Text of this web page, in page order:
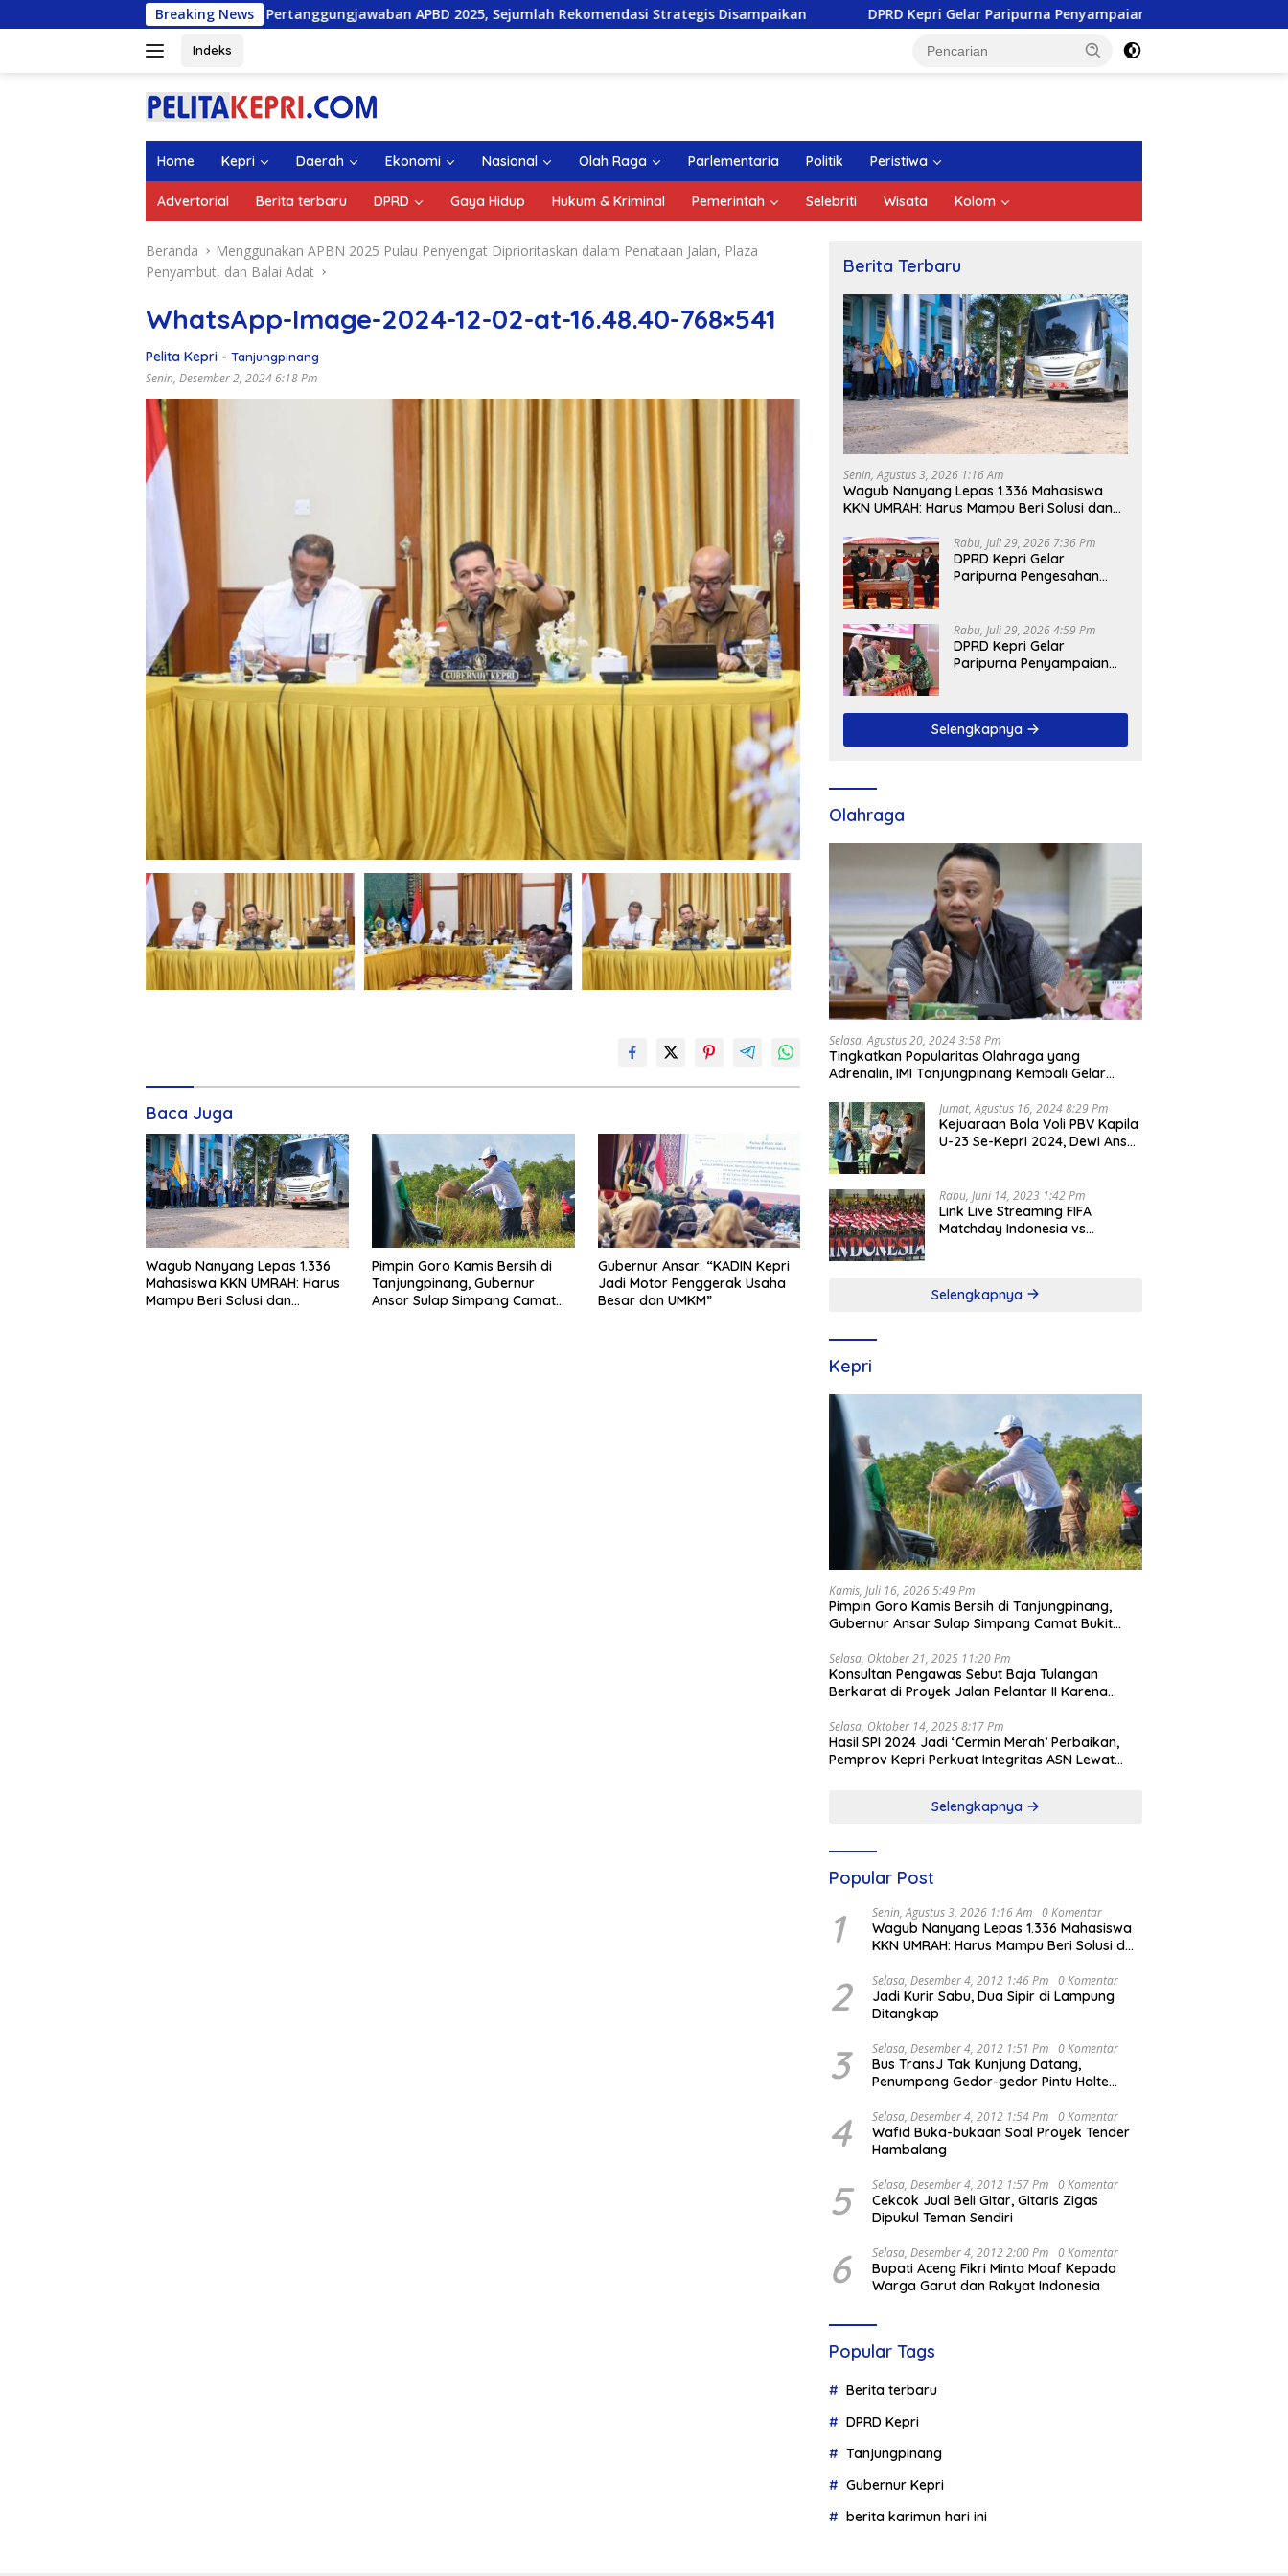
ke
Breaking News
Ranperda Pertanggungjawaban APBD 2025, Sejumlah Rekomendasi Strategis Disampaikan DPRD Kepri Gelar Paripurna Penyampaian Pendapat Akhir Atas Ranperda LPP
Indeks
Home Kepri Daerah Ekonomi Nasional Olah Raga Parlementaria Politik Peristiwa
Advertorial Berita terbaru DPRD Gaya Hidup Hukum & Kriminal Pemerintah Selebriti Wisata Kolom
Beranda
Menggunakan APBN 2025 Pulau Penyengat Diprioritaskan dalam Penataan Jalan, Plaza
Penyambut, dan Balai Adat
WhatsApp-Image-2024-12-02-at-16.48.40-768×541
Pelita Kepri - Tanjungpinang
Senin, Desember 2, 2024 6:18 Pm
Baca Juga
Wagub Nanyang Lepas 1.336
Mahasiswa KKN UMRAH: Harus
Mampu Beri Solusi dan
Pimpin Goro Kamis Bersih di
Tanjungpinang, Gubernur
Ansar Sulap Simpang Camat
Gubernur Ansar: “KADIN Kepri
Jadi Motor Penggerak Usaha
Besar dan UMKM”
Berita Terbaru
Senin, Agustus 3, 2026 1:16 Am
Wagub Nanyang Lepas 1.336 Mahasiswa
KKN UMRAH: Harus Mampu Beri Solusi dan
Rabu, Juli 29, 2026 7:36 Pm
DPRD Kepri Gelar
Paripurna Pengesahan
APBD 2025, Sejumlah
Rekomendasi Strategis
Disampaikan
Rabu, Juli 29, 2026 4:59 Pm
DPRD Kepri Gelar
Paripurna Penyampaian
Selengkapnya
Olahraga
Selasa, Agustus 20, 2024 3:58 Pm
Tingkatkan Popularitas Olahraga yang
Adrenalin, IMI Tanjungpinang Kembali Gelar
Jumat, Agustus 16, 2024 8:29 Pm
Kejuaraan Bola Voli PBV Kapila
U-23 Se-Kepri 2024, Dewi Ansar
Rabu, Juni 14, 2023 1:42 Pm
Link Live Streaming FIFA
Matchday Indonesia vs
Selengkapnya
Kepri
Kamis, Juli 16, 2026 5:49 Pm
Pimpin Goro Kamis Bersih di Tanjungpinang,
Gubernur Ansar Sulap Simpang Camat Bukit
Selasa, Oktober 21, 2025 11:20 Pm
Konsultan Pengawas Sebut Baja Tulangan
Berkarat di Proyek Jalan Pelantar II Karena
Selasa, Oktober 14, 2025 8:17 Pm
Hasil SPI 2024 Jadi ‘Cermin Merah’ Perbaikan,
Pemprov Kepri Perkuat Integritas ASN Lewat
Selengkapnya
Popular Post
1 Senin, Agustus 3, 2026 1:16 Am 0 Komentar
Wagub Nanyang Lepas 1.336 Mahasiswa
KKN UMRAH: Harus Mampu Beri Solusi dan
2 Selasa, Desember 4, 2012 1:46 Pm 0 Komentar
Jadi Kurir Sabu, Dua Sipir di Lampung
Ditangkap
3 Selasa, Desember 4, 2012 1:51 Pm 0 Komentar
Bus TransJ Tak Kunjung Datang,
Penumpang Gedor-gedor Pintu Halte
4 Selasa, Desember 4, 2012 1:54 Pm 0 Komentar
Wafid Buka-bukaan Soal Proyek Tender
Hambalang
5 Selasa, Desember 4, 2012 1:57 Pm 0 Komentar
Cekcok Jual Beli Gitar, Gitaris Zigas
Dipukul Teman Sendiri
6 Selasa, Desember 4, 2012 2:00 Pm 0 Komentar
Bupati Aceng Fikri Minta Maaf Kepada
Warga Garut dan Rakyat Indonesia
Popular Tags
Berita terbaru
DPRD Kepri
Tanjungpinang
Gubernur Kepri
berita karimun hari ini